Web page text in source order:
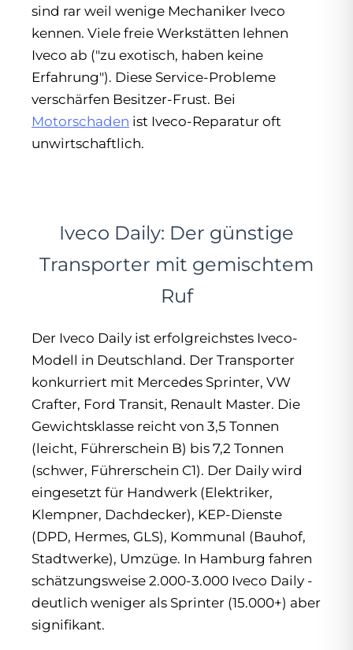
sind rar weil wenige Mechaniker Iveco
kennen. Viele freie Werkstätten lehnen
Iveco ab ("zu exotisch, haben keine
Erfahrung"). Diese Service-Probleme
verschärfen Besitzer-Frust. Bei
Motorschaden ist Iveco-Reparatur oft
unwirtschaftlich.
Iveco Daily: Der günstige
Transporter mit gemischtem
Ruf
Der Iveco Daily ist erfolgreichstes Iveco-
Modell in Deutschland. Der Transporter
konkurriert mit Mercedes Sprinter, VW
Crafter, Ford Transit, Renault Master. Die
Gewichtsklasse reicht von 3,5 Tonnen
(leicht, Führerschein B) bis 7,2 Tonnen
(schwer, Führerschein C1). Der Daily wird
eingesetzt für Handwerk (Elektriker,
Klempner, Dachdecker), KEP-Dienste
(DPD, Hermes, GLS), Kommunal (Bauhof,
Stadtwerke), Umzüge. In Hamburg fahren
schätzungsweise 2.000-3.000 Iveco Daily -
deutlich weniger als Sprinter (15.000+) aber
signifikant.